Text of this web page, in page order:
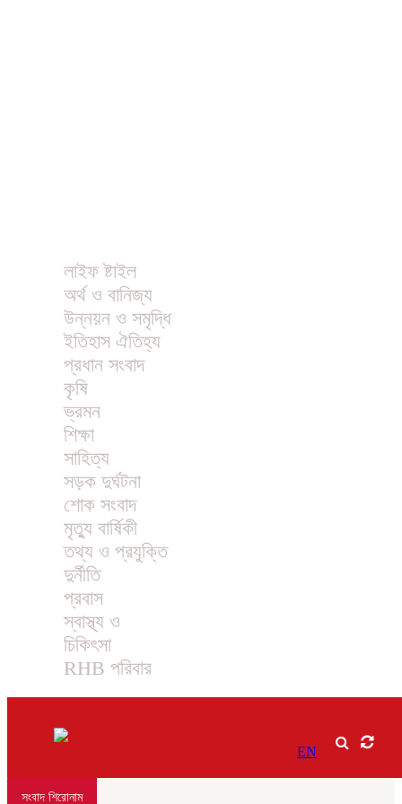
লাইফ ষ্টাইল
অর্থ ও বানিজ্য
উন্নয়ন ও সমৃদ্ধি
ইতিহাস ঐতিহ্য
প্রধান সংবাদ
কৃষি
ভ্রমন
শিক্ষা
সাহিত্য
সড়ক দুর্ঘটনা
শোক সংবাদ
মৃত্যু বার্ষিকী
তথ্য ও প্রযুক্তি
দুর্নীতি
প্রবাস
স্বাস্থ্য ও
চিকিৎসা
RHB পরিবার
EN
সংবাদ শিরোনাম